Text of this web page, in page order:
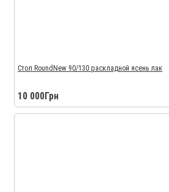
Стол RoundNew 90/130 раскладной ясень лак
10 000Грн